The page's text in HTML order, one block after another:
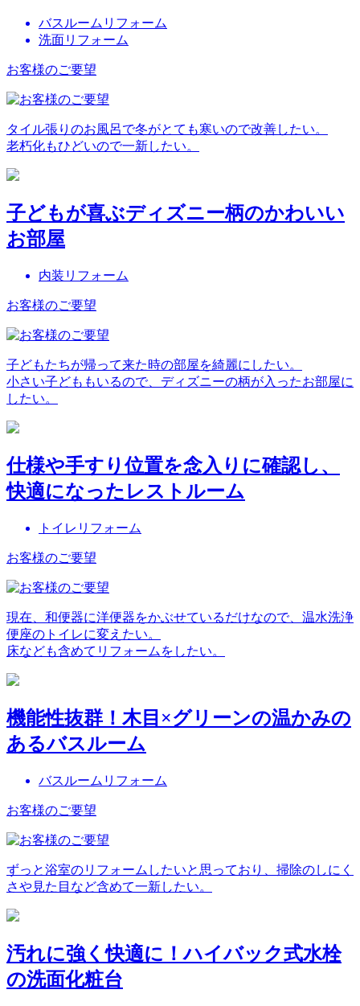
バスルームリフォーム
洗面リフォーム
お客様のご要望
タイル張りのお風呂で冬がとても寒いので改善したい。
老朽化もひどいので一新したい。
子どもが喜ぶディズニー柄のかわいい
お部屋
内装リフォーム
お客様のご要望
子どもたちが帰って来た時の部屋を綺麗にしたい。
小さい子どももいるので、ディズニーの柄が入ったお部屋に
したい。
仕様や手すり位置を念入りに確認し、
快適になったレストルーム
トイレリフォーム
お客様のご要望
現在、和便器に洋便器をかぶせているだけなので、温水洗浄
便座のトイレに変えたい。
床なども含めてリフォームをしたい。
機能性抜群！木目×グリーンの温かみの
あるバスルーム
バスルームリフォーム
お客様のご要望
ずっと浴室のリフォームしたいと思っており、掃除のしにく
さや見た目など含めて一新したい。
汚れに強く快適に！ハイバック式水栓
の洗面化粧台